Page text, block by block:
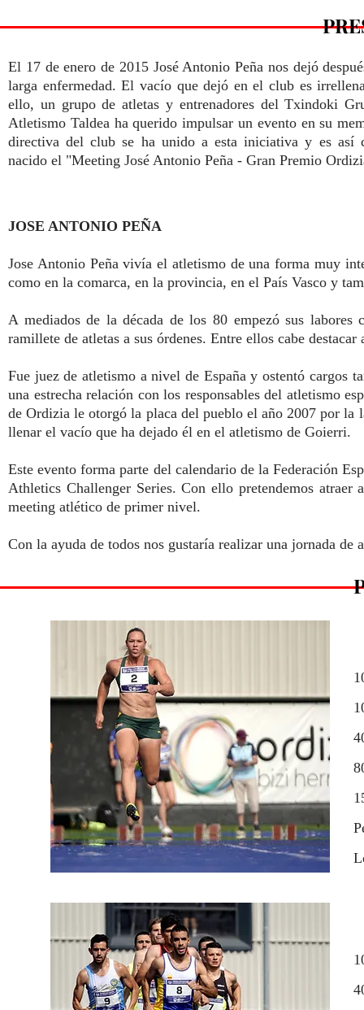
El 17 de enero de 2015 José Antonio Peña nos dejó
larga enfermedad. El vacío que dejó en el club es
ello, un grupo de atletas y entrenadores del Txindoki
Atletismo Taldea ha querido impulsar un evento en su
directiva del club se ha unido a esta iniciativa y es así
nacido el "Meeting José Antonio Peña - Gran Premio
JOSE ANTONIO PEÑA
Jose Antonio Peña vivía el atletismo de una forma muy
como en la comarca, en la provincia, en el País Vasco y
A mediados de la década de los 80 empezó sus
ramillete de atletas a sus órdenes. Entre ellos cabe
Fue juez de atletismo a nivel de España y ostentó cargos
una estrecha relación con los responsables del atletismo
de Ordizia le otorgó la placa del pueblo el año 2007 por
llenar el vacío que ha dejado él en el atletismo de Goierri.
Este evento forma parte del calendario de la Federación
Athletics Challenger Series. Con ello pretendemos atraer
meeting atlético de primer nivel.
Con la ayuda de todos nos gustaría realizar una jornada de
1